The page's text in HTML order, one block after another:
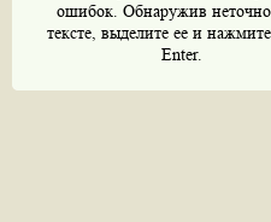
ошибок. Обнаружив
тексте, выделите ее и
Enter.